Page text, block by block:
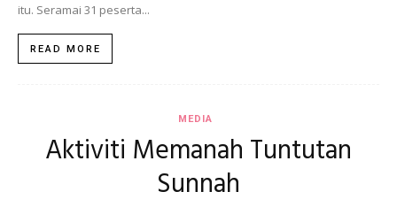
itu. Seramai 31 peserta...
READ MORE
MEDIA
Aktiviti Memanah Tuntutan
Sunnah